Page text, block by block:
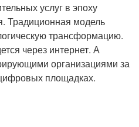
услуг в эпоху
Традиционная модель
трансформацию.
через интернет. А
организациями за
площадках.